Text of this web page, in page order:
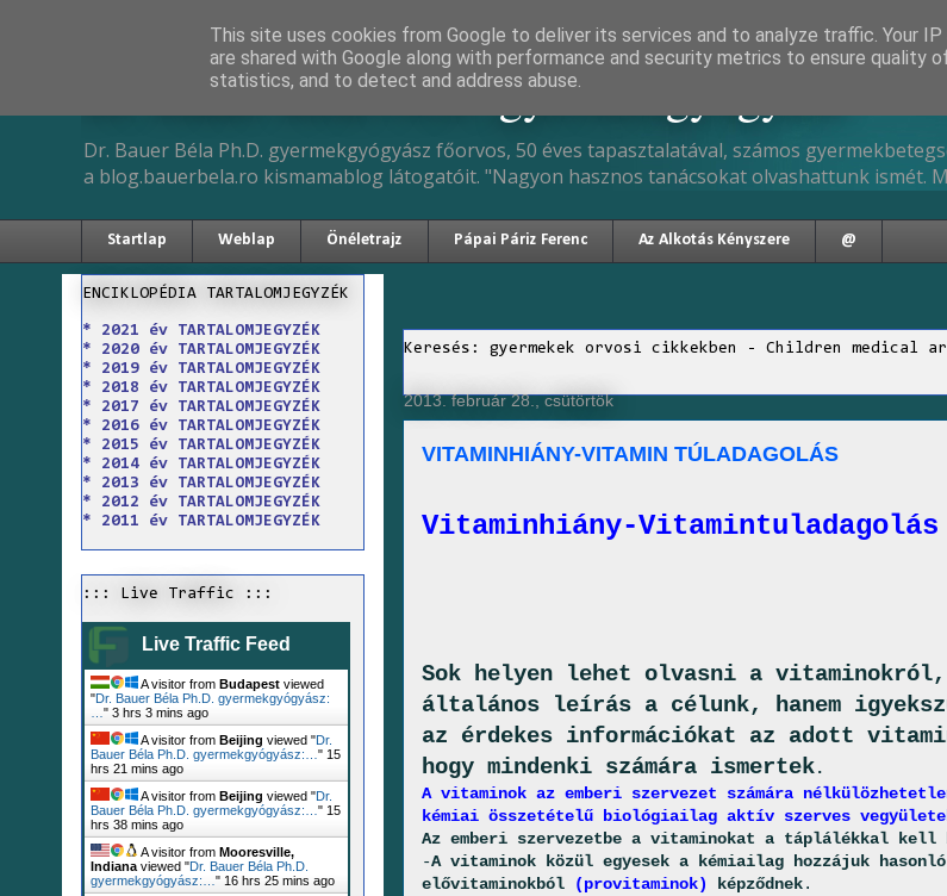
Dr. Bauer Béla Ph.D. gyermekgyógyász
Dr. Bauer Béla Ph.D. gyermekgyógyász főorvos, 50 éves tapasztalatával, számos
a blog.bauerbela.ro kismamablog látogatóit. "Nagyon hasznos tanácsokat olvashattunk ismét.
Startlap Weblap Önéletrajz Pápai Páriz Ferenc Az Alkotás Kényszere @
Keresés: gyermekek orvosi cikkekben - Children medical
2013. február 28., csütörtök
VITAMINHIÁNY-VITAMIN TÚLADAGOLÁS
Vitaminhiány-Vitamintuladagolás
Sok helyen lehet olvasni a vitaminokról,
általános leírás a célunk, hanem
az érdekes információkat az adott
hogy mindenki számára ismertek.
A vitaminok az emberi szervezet számára
kémiai összetételű biológiailag aktív szerves
Az emberi szervezetbe a vitaminokat a táplálékkal kell
-A vitaminok közül egyesek a kémiailag hozzájuk
elővitaminokból
(provitaminok) képződnek.
ENCIKLOPÉDIA TARTALOMJEGYZÉK
* 2021 év TARTALOMJEGYZÉK
* 2020 év TARTALOMJEGYZÉK
* 2019 év TARTALOMJEGYZÉK
* 2018 év TARTALOMJEGYZÉK
* 2017 év TARTALOMJEGYZÉK
* 2016 év TARTALOMJEGYZÉK
* 2015 év TARTALOMJEGYZÉK
* 2014 év TARTALOMJEGYZÉK
* 2013 év TARTALOMJEGYZÉK
* 2012 év TARTALOMJEGYZÉK
* 2011 év TARTALOMJEGYZÉK
::: Live Traffic :::
Live Traffic Feed
A visitor from Budapest viewed
"Dr. Bauer Béla Ph.D. gyermekgyógyász:
" 3 hrs 3 mins ago
A visitor from Beijing viewed "Dr.
Bauer Béla Ph.D. gyermekgyógyász:… " 15
hrs 21 mins ago
A visitor from Beijing viewed "Dr.
Bauer Béla Ph.D. gyermekgyógyász:… " 15
hrs 38 mins ago
A visitor from Mooresville,
Indiana viewed "Dr. Bauer Béla Ph.D.
gyermekgyógyász:… " 16 hrs 25 mins ago
This site uses cookies from Google to deliver its services and to analyze traffic. Your
are shared with Google along with performance and security metrics to ensure quality
statistics, and to detect and address abuse.